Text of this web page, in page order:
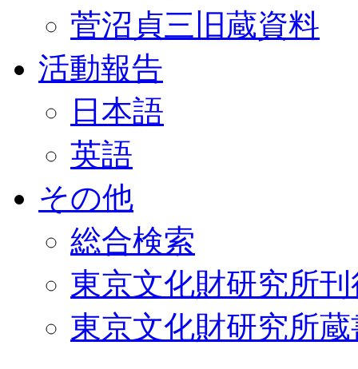
菅沼貞三旧蔵資料
活動報告
日本語
英語
その他
総合検索
東京文化財研究所
東京文化財研究所